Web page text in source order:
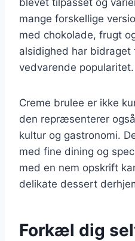
mange forskellige
med chokolade, frugt
alsidighed har bidraget
vedvarende popularitet.
Creme brulee er ikke
den repræsenterer
kultur og gastronomi.
med fine dining og
med en nem opskrift
delikate dessert
Forkæl dig